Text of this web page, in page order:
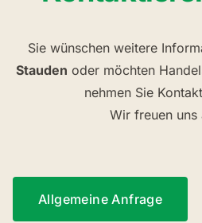
Sie wünschen weitere
Stauden oder möchten
nehmen Sie
Wir freuen uns
Allgemeine Anfrage